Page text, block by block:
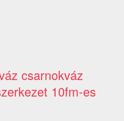
csarnokváz
10fm-es